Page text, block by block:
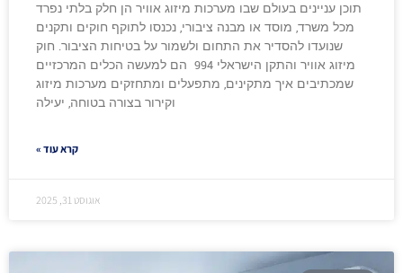
תוכן עניינים בעולם שבו מערכות מיזוג אוויר הן חלק בלתי נפרד
מכל משרד, מוסד או מבנה ציבורי, נכנסו לתוקף חוקים ותקנים
שנועדו להסדיר את התחום ולשמור על בטיחות הציבור. חוק
מיזוג אוויר והתקן הישראלי 994 הם למעשה הכלים המרכזיים
שמכתיבים איך מתקינים, מתפעלים ומתחזקים מערכות מיזוג
וקירור בצורה בטוחה, יעילה
קרא עוד »
אוגוסט 31, 2025